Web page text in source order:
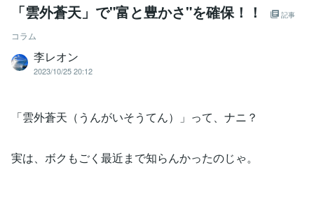
「雲外蒼天」で"富と豊かさ"を確保！！ 記事
コラム
李レオン
2023/10/25 20:12
「雲外蒼天（うんがいそうてん）」って、ナニ？
実は、ボクもごく最近まで知らんかったのじゃ。